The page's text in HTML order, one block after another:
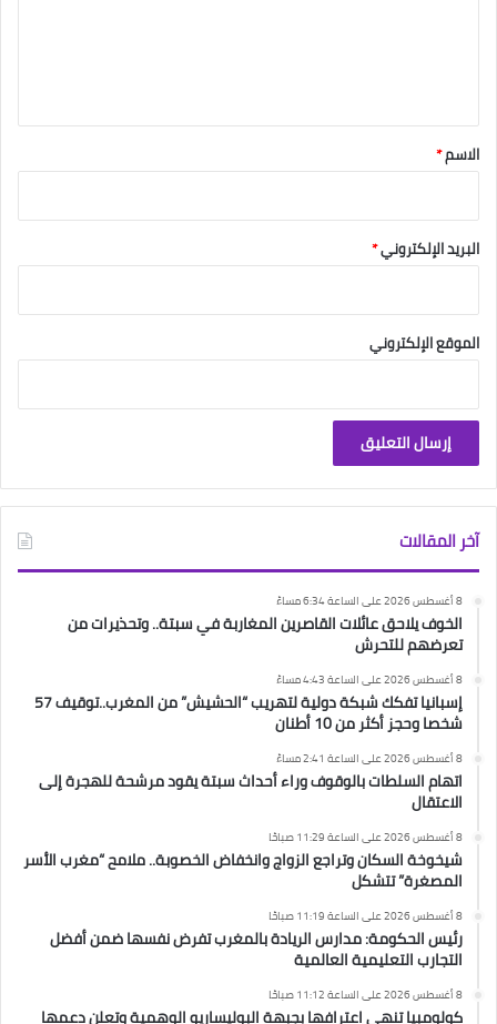
*
الاسم*
البريد الإلكتروني*
الموقع الإلكتروني
آخر المقالات
8 أغسطس 2026 على الساعة 6:34 مساءً
الخوف يلاحق عائلات القاصرين المغاربة في سبتة.. وتحذيرات من
تعرضهم للتحرش
8 أغسطس 2026 على الساعة 4:43 مساءً
إسبانيا تفكك شبكة دولية لتهريب “الحشيش” من المغرب..توقيف 57
شخصا وحجز أكثر من 10 أطنان
8 أغسطس 2026 على الساعة 2:41 مساءً
اتهام السلطات بالوقوف وراء أحداث سبتة يقود مرشحة للهجرة إلى
الاعتقال
8 أغسطس 2026 على الساعة 11:29 صباحًا
شيخوخة السكان وتراجع الزواج وانخفاض الخصوبة.. ملامح “مغرب الأسر
المصغرة” تتشكل
8 أغسطس 2026 على الساعة 11:19 صباحًا
رئيس الحكومة: مدارس الريادة بالمغرب تفرض نفسها ضمن أفضل
التجارب التعليمية العالمية
8 أغسطس 2026 على الساعة 11:12 صباحًا
كولومبيا تنهي اعترافها بجبهة البوليساريو الوهمية وتعلن دعمها